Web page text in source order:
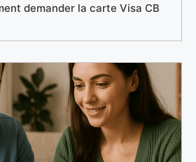
demander la carte Visa CB